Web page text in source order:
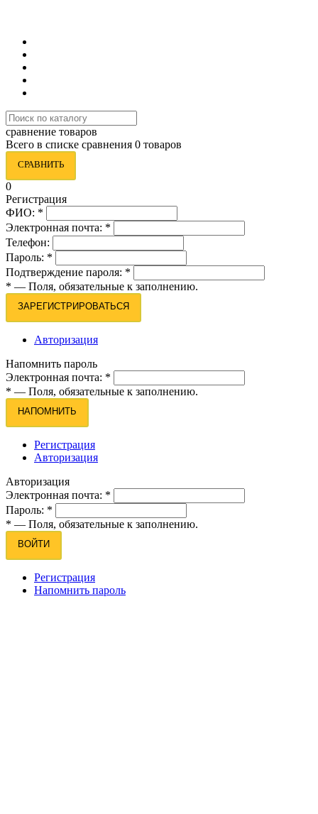
сравнение товаров
Всего в списке сравнения 0 товаров
СРАВНИТЬ
0
Регистрация
ФИО: *
Электронная почта: *
Телефон:
Пароль: *
Подтверждение пароля: *
* — Поля, обязательные к заполнению.
ЗАРЕГИСТРИРОВАТЬСЯ
Авторизация
Напомнить пароль
Электронная почта: *
* — Поля, обязательные к заполнению.
НАПОМНИТЬ
Регистрация
Авторизация
Авторизация
Электронная почта: *
Пароль: *
* — Поля, обязательные к заполнению.
ВОЙТИ
Регистрация
Напомнить пароль